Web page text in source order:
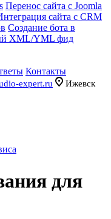
Перенос сайта с Joomla
сайта с CRM
Создание бота в
XML/YML фид
Контакты
expert.ru Ижевск
для